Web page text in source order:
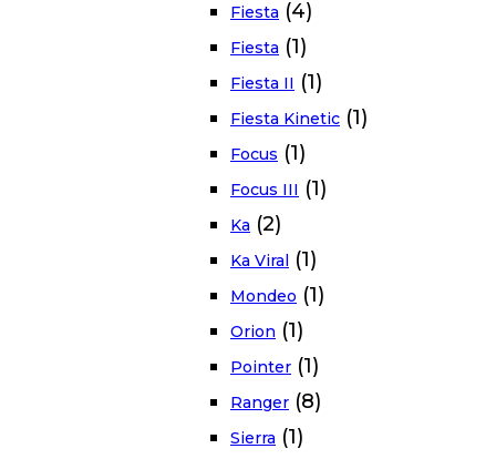
Fiesta (4)
Fiesta (1)
Fiesta II (1)
Fiesta Kinetic (1)
Focus (1)
Focus III (1)
Ka (2)
Ka Viral (1)
Mondeo (1)
Orion (1)
Pointer (1)
Ranger (8)
Sierra (1)